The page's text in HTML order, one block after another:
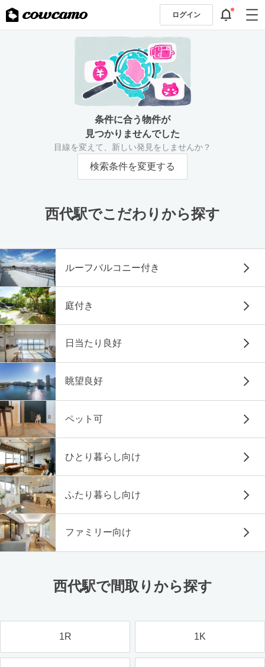
ログイン
条件に合う物件が
見つかりませんでした
目線を変えて、新しい発見をしませんか？
検索条件を変更する
西代駅でこだわりから探す
ルーフバルコニー付き
庭付き
日当たり良好
眺望良好
ペット可
ひとり暮らし向け
ふたり暮らし向け
ファミリー向け
西代駅で間取りから探す
1R 1K